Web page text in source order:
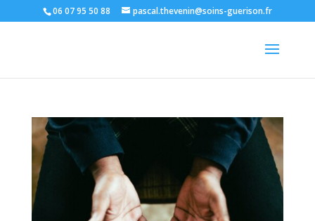
06 07 95 50 88 pascal.thevenin@soins-guerison.fr